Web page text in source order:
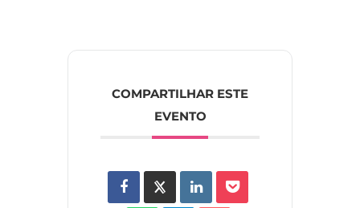
COMPARTILHAR ESTE
EVENTO